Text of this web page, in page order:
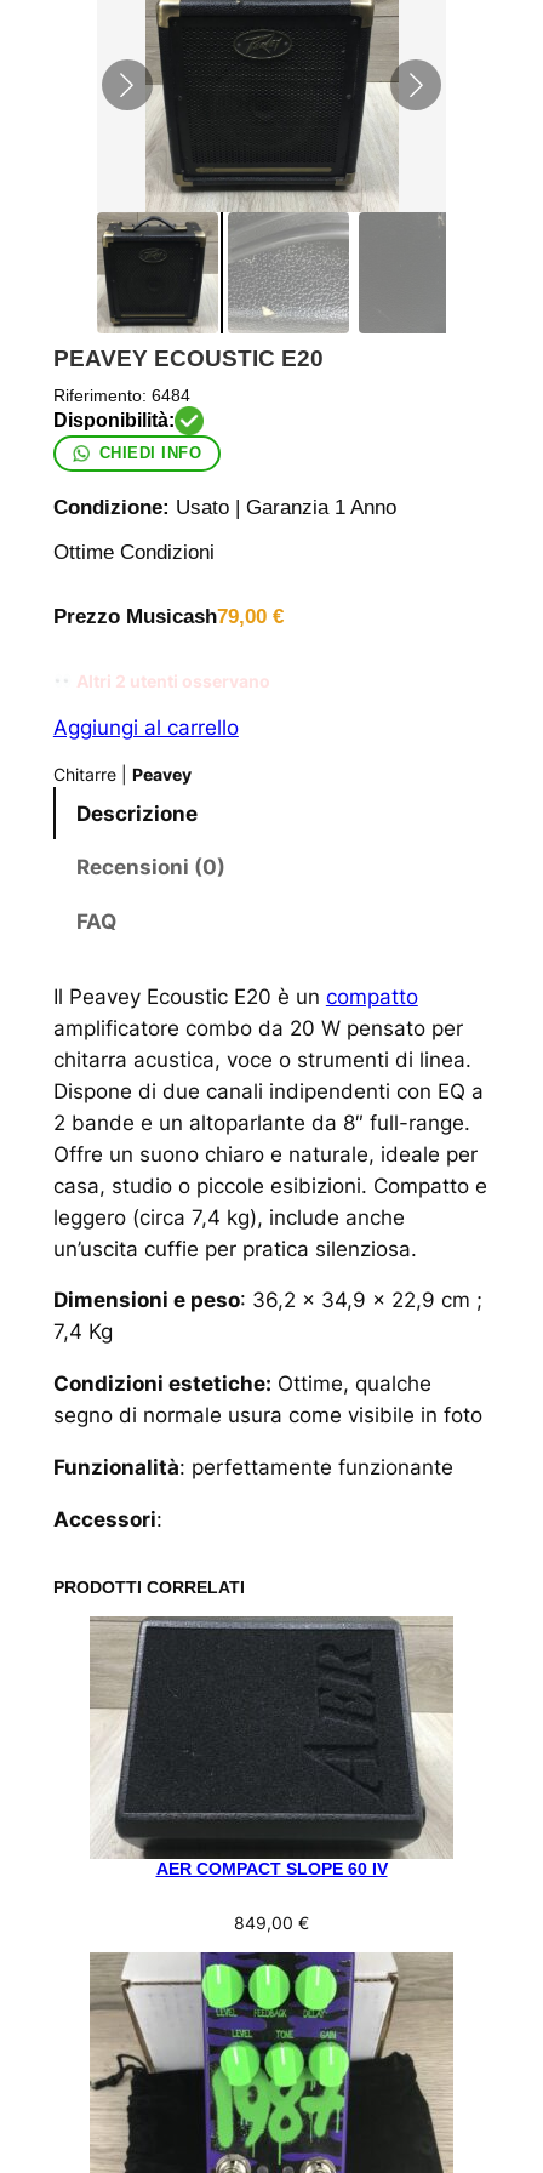
PEAVEY ECOUSTIC E20
Riferimento: 6484
CHIEDI INFO
Condizione: Usato | Garanzia 1 Anno
Ottime Condizioni
Prezzo Musicash79,00 €
Altri 2 utenti osservano
Aggiungi al carrello
Chitarre| Peavey
Descrizione
Recensioni (0)
FAQ
Il Peavey Ecoustic E20 è un compatto
amplificatore combo da 20 W pensato per
chitarra acustica, voce o strumenti di linea.
Dispone di due canali indipendenti con EQ a
2 bande e un altoparlante da 8″ full-range.
Offre un suono chiaro e naturale, ideale per
casa, studio o piccole esibizioni. Compatto e
leggero (circa 7,4 kg), include anche
un’uscita cuffie per pratica silenziosa.
Dimensioni e peso: 36,2 × 34,9 × 22,9 cm ;
7,4 Kg
Condizioni estetiche: Ottime, qualche
segno di normale usura come visibile in foto
Funzionalità: perfettamente funzionante
Accessori:
PRODOTTI CORRELATI
AER COMPACT SLOPE 60 IV
849,00 €